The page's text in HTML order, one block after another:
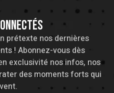
prétexte nos dernières
! Abonnez-vous dès
exclusivité nos infos, nos
des moments forts qui